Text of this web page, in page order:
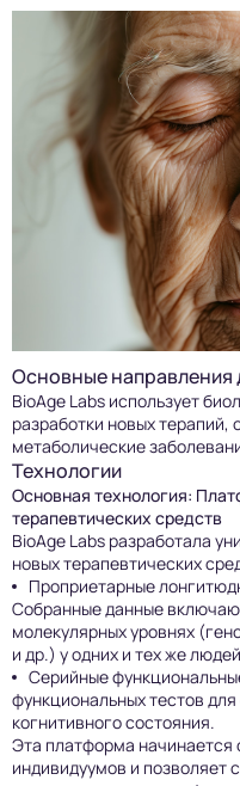
Основные направления
BioAge Labs использует
разработки новых терапий,
метаболические
Технологии
Основная технология:
терапевтических средств
BioAge Labs разработала
новых терапевтических
Проприетарные
Собранные данные
молекулярных уровнях
и др.) у одних и тех же
Серийные
функциональных тестов
когнитивного состояния.
Эта платформа начинается
индивидуумов и